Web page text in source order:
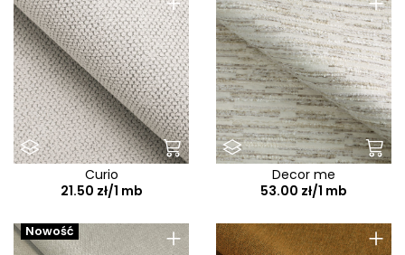
Curio
21.50 zł/1 mb
Decor me
53.00 zł/1 mb
+
Nowość +